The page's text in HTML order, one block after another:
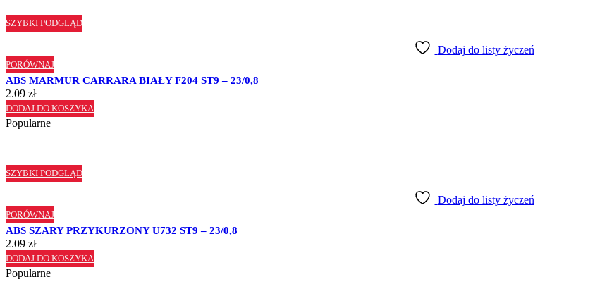
SZYBKI PODGLĄD
Dodaj do listy życzeń
PORÓWNAJ
ABS MARMUR CARRARA BIAŁY F204 ST9 – 23/0,8
2.09 zł
DODAJ DO KOSZYKA
Popularne
SZYBKI PODGLĄD
Dodaj do listy życzeń
PORÓWNAJ
ABS SZARY PRZYKURZONY U732 ST9 – 23/0,8
2.09 zł
DODAJ DO KOSZYKA
Popularne